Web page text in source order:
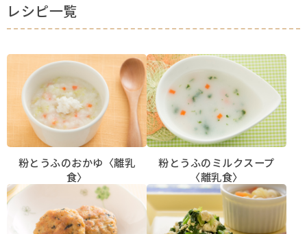
レシピ
企業情報
採用情報
Q&A
お問い合わせ
レシピ一覧
粉とうふのおかゆ〈離乳
食〉
粉とうふのミルクスープ
〈離乳食〉